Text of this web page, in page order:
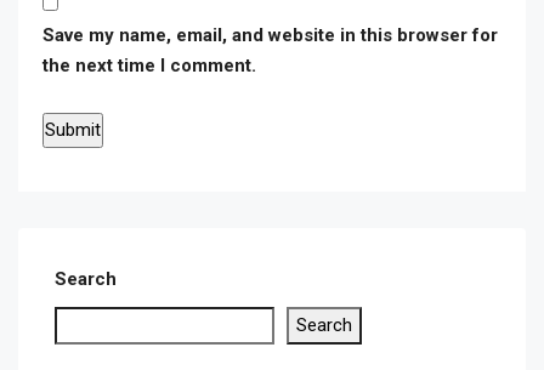
Save my name, email, and website in this browser for
the next time I comment.
Search
Search